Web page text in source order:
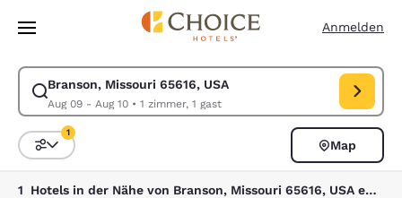
Weiter Zu Hauptinhalt
Anmelden
Branson, Missouri 65616, USA
Aug 09 - Aug 10• 1 zimmer, 1 gast
Suche für Branson, Missouri 65616, USA ändern. Check-in-Datum Aug
Sortieren und Filtern,
1
Map
1 Hotels in der Nähe von Branson, Missouri 65616, USA entsprechen Ihren Filtern